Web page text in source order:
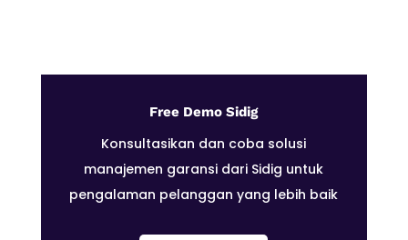
Free Demo Sidig
Konsultasikan dan coba solusi
manajemen garansi dari Sidig untuk
pengalaman pelanggan yang lebih baik